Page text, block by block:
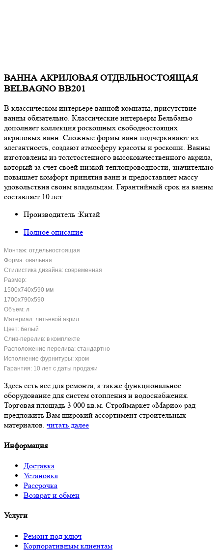
ВАННА АКРИЛОВАЯ ОТДЕЛЬНОСТОЯЩАЯ
BELBAGNO BB201
В классическом интерьере ванной комнаты, присутствие
ванны обязательно. Классические интерьеры Бельбаньо
дополняет коллекция роскошных свободностоящих
акриловых ванн. Сложные формы ванн подчеркивают их
элегантность, создают атмосферу красоты и роскоши. Ванны
изготовлены из толстостенного высококачественного акрила,
который за счет своей низкой теплопроводности, значительно
повышает комфорт принятия ванн и предоставляет массу
удовольствия своим владельцам. Гарантийный срок на ванны
составляет 10 лет.
Производитель :Китай
Полное описание
Монтаж: отдельностоящая
Форма: овальная
Стилистика дизайна: современная
Размер:
1500x740x590 мм
1700x790x590
Объем: л
Материал: литьевой акрил
Цвет: белый
Слив-перелив: в комплекте
Расположение перелива: стандартно
Исполнение фурнитуры: хром
Гарантия: 10 лет с даты продажи
Здесь есть все для ремонта, а также функциональное
оборудование для систем отопления и водоснабжения.
Торговая площадь 3 000 кв.м. Строймаркет «Марио» рад
предложить Вам широкий ассортимент строительных
материалов. читать далее
Информация
Доставка
Установка
Рассрочка
Возврат и обмен
Услуги
Ремонт под ключ
Корпоративным клиентам